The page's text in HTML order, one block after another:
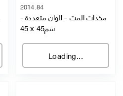
2014.84
مخدات المت -الوان متعددة-
45 x 45سم
Loading...